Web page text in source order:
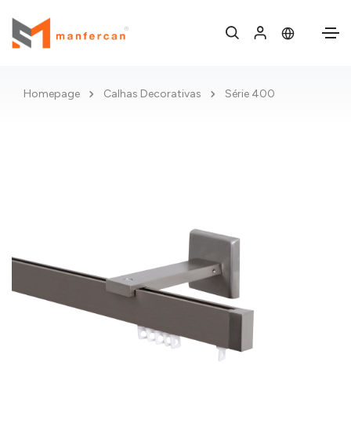
Homepage Calhas Decorativas Série 400